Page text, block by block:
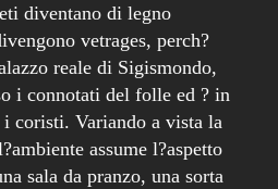
diventano di legno
vetrages, perch?
reale di Sigismondo,
i connotati del folle ed ? in
coristi. Variando a vista la
assume l?aspetto
sala da pranzo, una sorta